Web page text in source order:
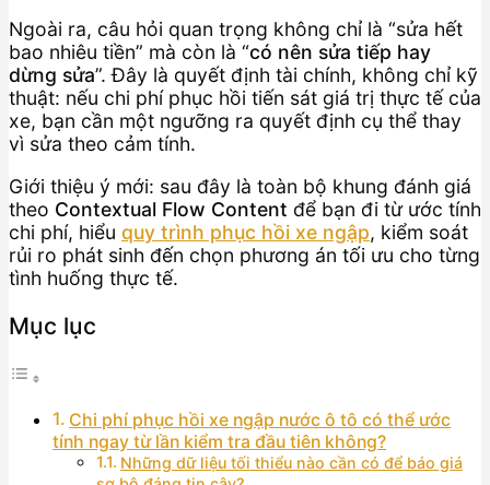
Ngoài ra, câu hỏi quan trọng không chỉ là “sửa hết
bao nhiêu tiền” mà còn là “có nên sửa tiếp hay
dừng sửa”. Đây là quyết định tài chính, không chỉ kỹ
thuật: nếu chi phí phục hồi tiến sát giá trị thực tế của
xe, bạn cần một ngưỡng ra quyết định cụ thể thay
vì sửa theo cảm tính.
Giới thiệu ý mới: sau đây là toàn bộ khung đánh giá
theo Contextual Flow Content để bạn đi từ ước tính
chi phí, hiểu quy trình phục hồi xe ngập, kiểm soát
rủi ro phát sinh đến chọn phương án tối ưu cho từng
tình huống thực tế.
Mục lục
Chi phí phục hồi xe ngập nước ô tô có thể ước
tính ngay từ lần kiểm tra đầu tiên không?
Những dữ liệu tối thiểu nào cần có để báo giá